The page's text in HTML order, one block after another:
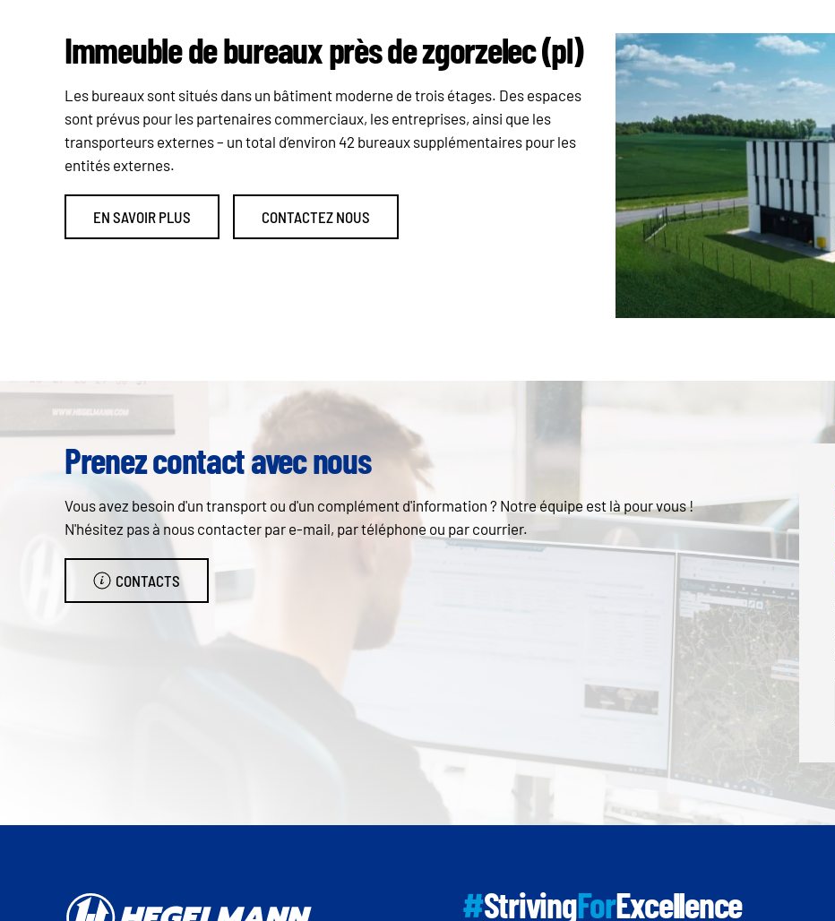
Immeuble de bureaux près de zgorzelec (pl)
Les bureaux sont situés dans un bâtiment moderne de trois étages. Des espaces
sont prévus pour les partenaires commerciaux, les entreprises, ainsi que les
transporteurs externes – un total d’environ 42 bureaux supplémentaires pour les
entités externes.
EN SAVOIR PLUS CONTACTEZ NOUS
Prenez contact avec nous
Vous avez besoin d'un transport ou d'un complément d'information ? Notre équipe est là pour vous !
N'hésitez pas à nous contacter par e-mail, par téléphone ou par courrier.
CONTACTS
#StrivingForExcellence